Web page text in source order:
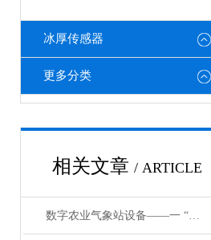
冰厚传感器
更多分类
相关文章 / ARTICLE
数字农业气象站设备——一 “网” 知冷暖：农田小气候监测系统的奇妙世界